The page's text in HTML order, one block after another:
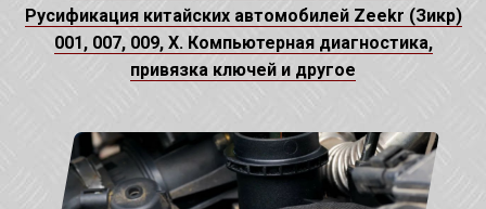
Русификация китайских автомобилей Zeekr (Зикр)
001, 007, 009, X. Компьютерная диагностика,
привязка ключей и другое